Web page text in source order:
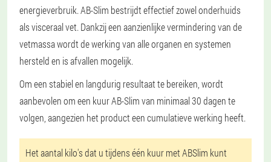
energieverbruik. AB-Slim bestrijdt effectief zowel onderhuids
als visceraal vet. Dankzij een aanzienlijke vermindering van de
vetmassa wordt de werking van alle organen en systemen
hersteld en is afvallen mogelijk.
Om een stabiel en langdurig resultaat te bereiken, wordt
aanbevolen om een kuur AB-Slim van minimaal 30 dagen te
volgen, aangezien het product een cumulatieve werking heeft.
Het aantal kilo's dat u tijdens één kuur met ABSlim kunt